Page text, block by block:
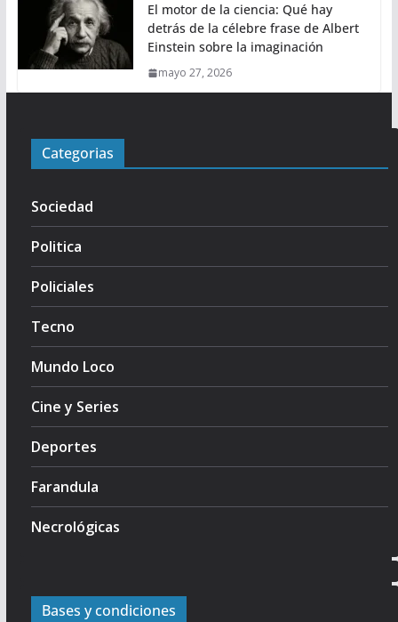
El motor de la ciencia: Qué hay
detrás de la célebre frase de Albert
Einstein sobre la imaginación
mayo 27, 2026
Categorias
Sociedad
Politica
Policiales
Tecno
Mundo Loco
Cine y Series
Deportes
Farandula
Necrológicas
Bases y condiciones